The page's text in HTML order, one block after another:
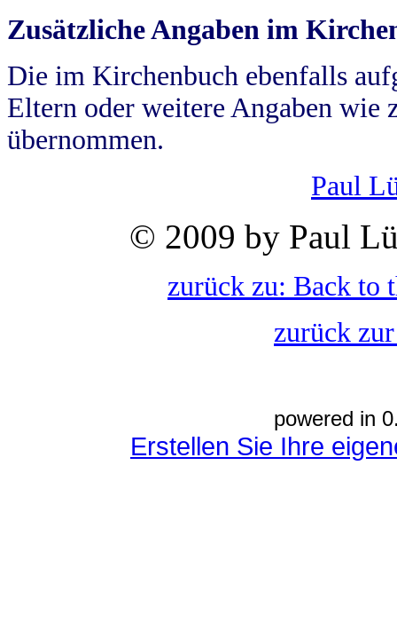
Zusätzliche Angaben im
Die im Kirchenbuch ebenfalls
Eltern oder weitere Angaben wie
übernommen.
Paul
© 2009 by Paul
zurück zu: Back to
zurück
powered in
Erstellen Sie Ihre